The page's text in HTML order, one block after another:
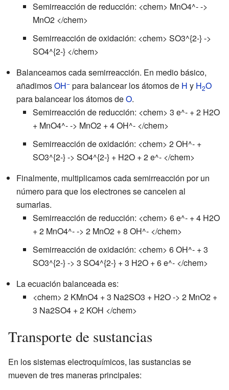
Semirreacción de reducción: <chem> MnO4^- ->
MnO2 </chem>
Semirreacción de oxidación: <chem> SO3^{2-} ->
SO4^{2-} </chem>
Balanceamos cada semirreacción. En medio básico,
añadimosOH− para balancear los átomos de H y H2O
para balancear los átomos deO.
Semirreacción de reducción: <chem> 3 e^- + 2 H2O
+ MnO4^- -> MnO2 + 4 OH^- </chem>
Semirreacción de oxidación: <chem> 2 OH^- +
SO3^{2-} -> SO4^{2-} + H2O + 2 e^- </chem>
Finalmente, multiplicamos cada semirreacción por un
número para que los electrones se cancelen al
sumarlas.
Semirreacción de reducción: <chem> 6 e^- + 4 H2O
+ 2 MnO4^- -> 2 MnO2 + 8 OH^- </chem>
Semirreacción de oxidación: <chem> 6 OH^- + 3
SO3^{2-} -> 3 SO4^{2-} + 3 H2O + 6 e^- </chem>
La ecuación balanceada es:
<chem> 2 KMnO4 + 3 Na2SO3 + H2O -> 2 MnO2 +
3 Na2SO4 + 2 KOH </chem>
Transporte de sustancias
En los sistemas electroquímicos, las sustancias se
mueven de tres maneras principales: